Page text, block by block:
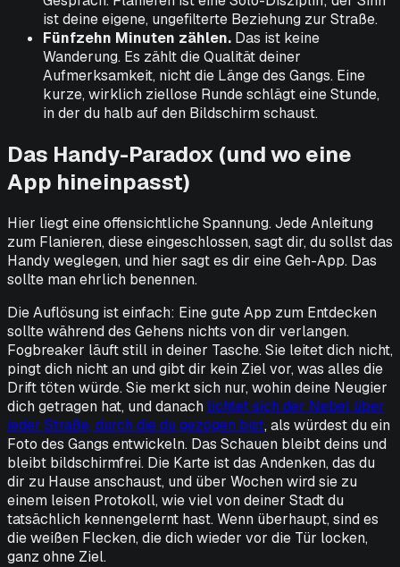
ist deine eigene, ungefilterte Beziehung zur Straße.
Fünfzehn Minuten zählen. Das ist keine
Wanderung. Es zählt die Qualität deiner
Aufmerksamkeit, nicht die Länge des Gangs. Eine
kurze, wirklich ziellose Runde schlägt eine Stunde,
in der du halb auf den Bildschirm schaust.
Das Handy-Paradox (und wo eine
App hineinpasst)
Hier liegt eine offensichtliche Spannung. Jede Anleitung
zum Flanieren, diese eingeschlossen, sagt dir, du sollst das
Handy weglegen, und hier sagt es dir eine Geh-App. Das
sollte man ehrlich benennen.
Die Auflösung ist einfach: Eine gute App zum Entdecken
sollte während des Gehens nichts von dir verlangen.
Fogbreaker läuft still in deiner Tasche. Sie leitet dich nicht,
pingt dich nicht an und gibt dir kein Ziel vor, was alles die
Drift töten würde. Sie merkt sich nur, wohin deine Neugier
dich getragen hat, und danach lichtet sich der Nebel über
jeder Straße, durch die du gezogen bist, als würdest du ein
Foto des Gangs entwickeln. Das Schauen bleibt deins und
bleibt bildschirmfrei. Die Karte ist das Andenken, das du
dir zu Hause anschaust, und über Wochen wird sie zu
einem leisen Protokoll, wie viel von deiner Stadt du
tatsächlich kennengelernt hast. Wenn überhaupt, sind es
die weißen Flecken, die dich wieder vor die Tür locken,
ganz ohne Ziel.